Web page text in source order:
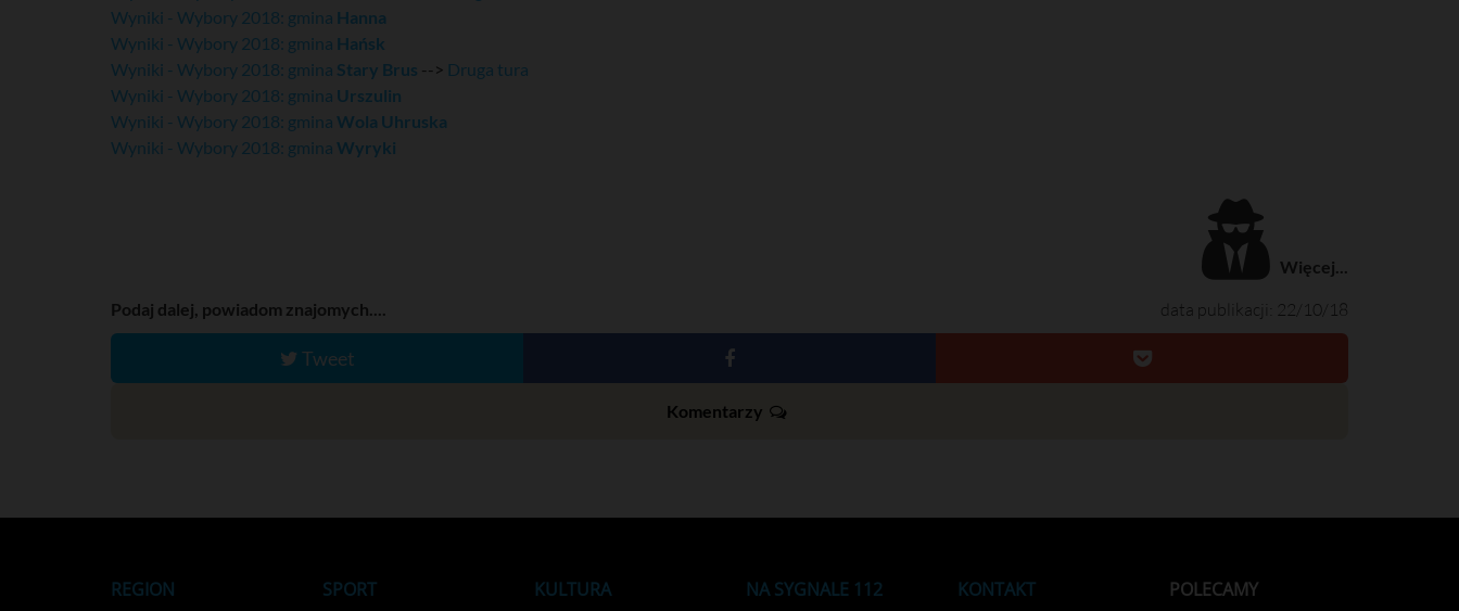
Wyniki - Wybory 2018: gmina Hanna
Wyniki - Wybory 2018: gmina Hańsk
Wyniki - Wybory 2018: gmina Stary Brus --> Druga tura
Wyniki - Wybory 2018: gmina Urszulin
Wyniki - Wybory 2018: gmina Wola Uhruska
Wyniki - Wybory 2018: gmina Wyryki
Więcej...
data publikacji: 22/10/18
Podaj dalej, powiadom znajomych....
Tweet
Komentarzy
REGION SPORT KULTURA NA SYGNALE 112 KONTAKT POLECAMY